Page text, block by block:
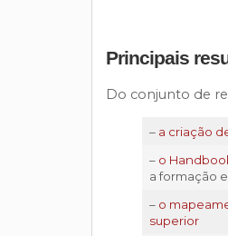
Principais
Do conjunto de
– a criação
– o
a formação
– o
superior